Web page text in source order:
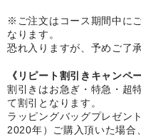
音声入りフォトフレームク
スポーツウォッチ
ポケットウォッチ
目覚まし時計(集合)
※ご注文はコース期間中に
なります。
恐れ入りますが、予めご了
《リピート割引きキャンペ
割引きはお急ぎ・特急・超
て割引となります。
ラッピングバッグプレゼン
2020年）ご購入頂いた場合